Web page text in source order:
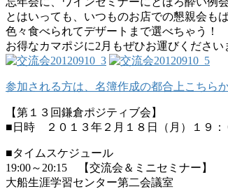
とはいっても、いつものお店での懇親会も
色々食べられてデザートまで選べちゃう！
お得なカマポジに2月もぜひお運びください
参加される方は、名簿作成の都合上こちら
【第１３回鎌倉ポジティブ会】
■日時 ２０１３年２月１８日（月）１９：
■タイムスケジュール
19:00～20:15 【交流会＆ミニセミナー】
大船生涯学習センター第二会議室